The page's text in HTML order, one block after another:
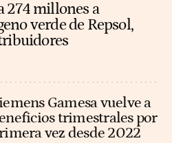
274 millones a
verde de Repsol,
Gamesa vuelve a
trimestrales por
vez desde 2022